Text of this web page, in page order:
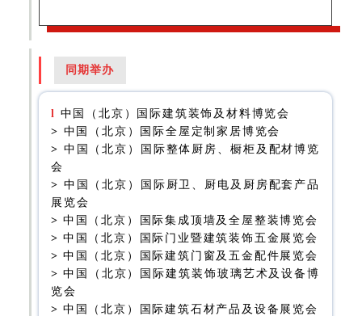
同期举办
l
中国（北京）国际建筑装饰及材料博览会
> 中国（北京）国际全屋定制家居博览会
> 中国（北京）国际整体厨房、橱柜及配材博览
会
> 中国（北京）国际厨卫、厨电及厨房配套产品
展览会
> 中国（北京）国际集成顶墙及全屋整装博览会
> 中国（北京）国际门业暨建筑装饰五金展览会
> 中国（北京）国际建筑门窗及五金配件展览会
> 中国（北京）国际建筑装饰玻璃艺术及设备博
览会
> 中国（北京）国际建筑石材产品及设备展览会